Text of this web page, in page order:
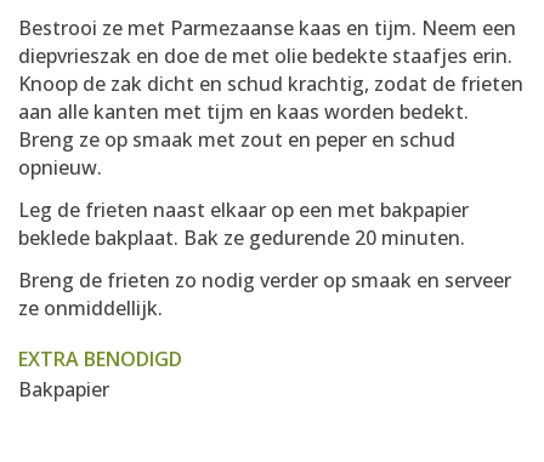
Bestrooi ze met Parmezaanse kaas en tijm. Neem een
diepvrieszak en doe de met olie bedekte staafjes erin.
Knoop de zak dicht en schud krachtig, zodat de frieten
aan alle kanten met tijm en kaas worden bedekt.
Breng ze op smaak met zout en peper en schud
opnieuw.
Leg de frieten naast elkaar op een met bakpapier
beklede bakplaat. Bak ze gedurende 20 minuten.
Breng de frieten zo nodig verder op smaak en serveer
ze onmiddellijk.
EXTRA BENODIGD
Bakpapier